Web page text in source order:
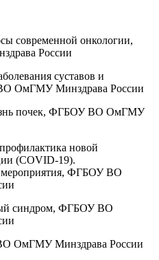
современной онкологии,
России
суставов и
ОмГМУ Минздрава России
почек, ФГБОУ ВО ОмГМУ
новой
(COVID-19).
мероприятия, ФГБОУ ВО
синдром, ФГБОУ ВО
ОмГМУ Минздрава России